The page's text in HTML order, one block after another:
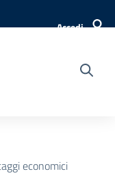
Accedi
economici